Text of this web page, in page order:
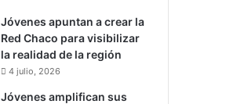
Jóvenes apuntan a crear la
Red Chaco para visibilizar
la realidad de la región
4 julio, 2026
Jóvenes amplifican sus